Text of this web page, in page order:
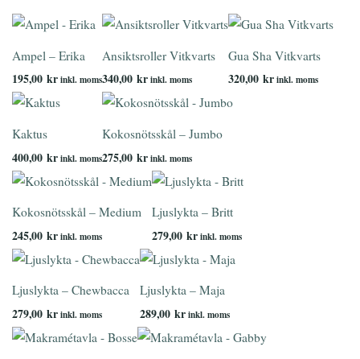
Ampel – Erika
195,00 krinkl. moms
Ansiktsroller Vitkvarts
340,00 krinkl. moms
Gua Sha Vitkvarts
320,00 krinkl. moms
Kaktus
400,00 krinkl. moms
Kokosnötsskål – Jumbo
275,00 krinkl. moms
Kokosnötsskål – Medium
245,00 krinkl. moms
Ljuslykta – Britt
279,00 krinkl. moms
Ljuslykta – Chewbacca
279,00 krinkl. moms
Ljuslykta – Maja
289,00 krinkl. moms